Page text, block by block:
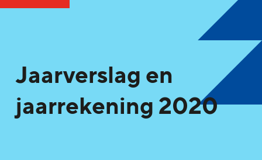
Jaarverslag en
jaarrekening 2020